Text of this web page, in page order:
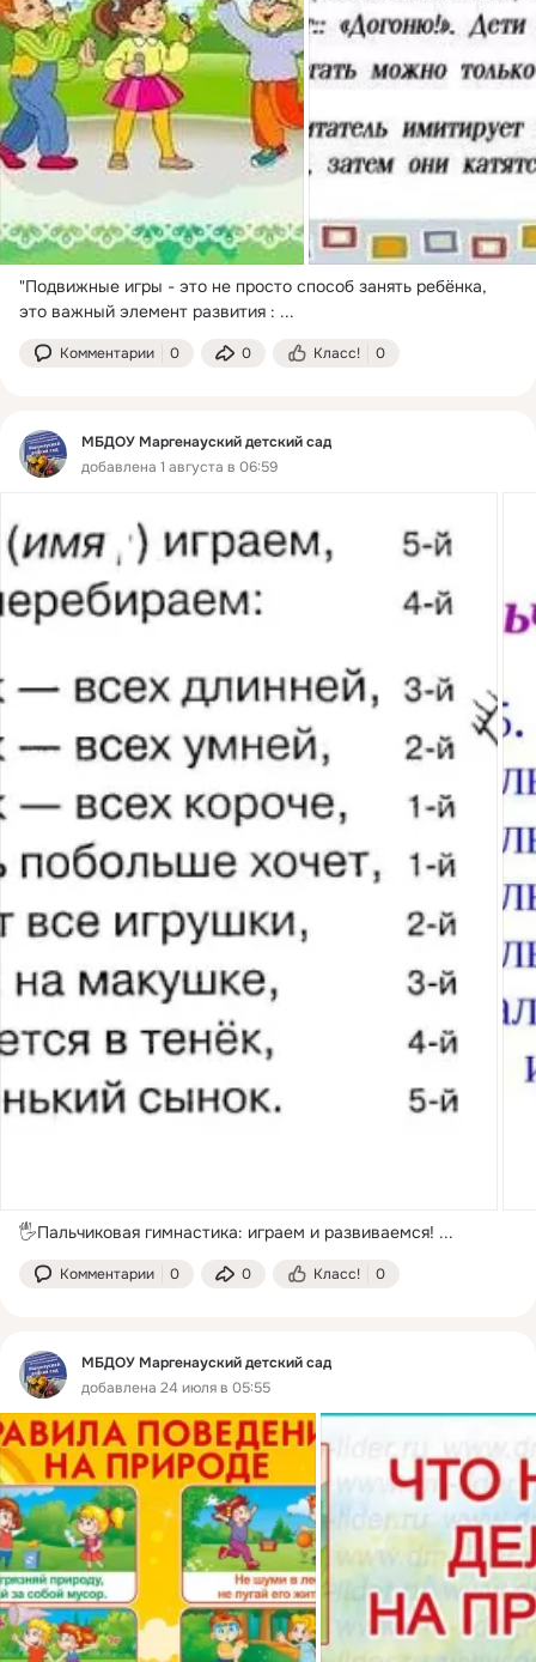
"Подвижные игры - это не просто способ занять ребëнка,
это важный элемент развития : ...
Комментарии 0 0 Класс! 0
МБДОУ Маргенауский детский сад
добавлена 1 августа в 06:59
🖐Пальчиковая гимнастика: играем и развиваемся! ...
Комментарии 0 0 Класс! 0
МБДОУ Маргенауский детский сад
добавлена 24 июля в 05:55